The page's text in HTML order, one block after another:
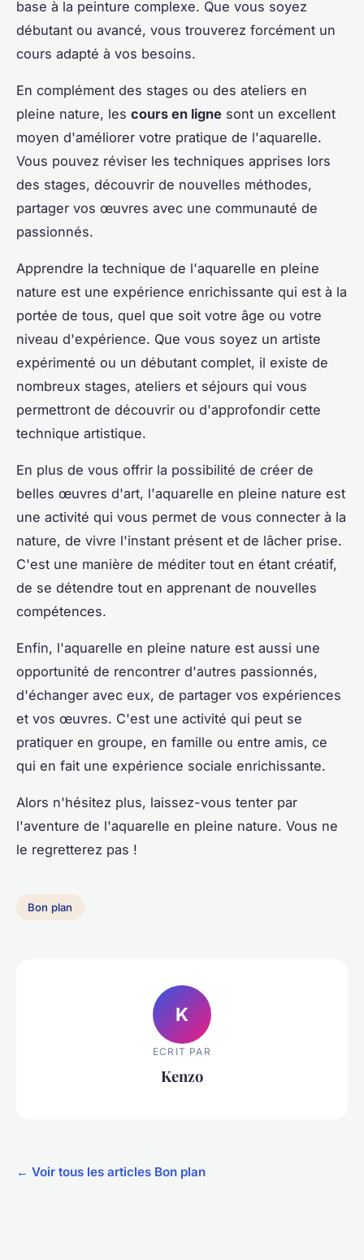
base à la peinture complexe. Que vous soyez
débutant ou avancé, vous trouverez forcément un
cours adapté à vos besoins.
En complément des stages ou des ateliers en
pleine nature, les cours en ligne sont un excellent
moyen d'améliorer votre pratique de l'aquarelle.
Vous pouvez réviser les techniques apprises lors
des stages, découvrir de nouvelles méthodes,
partager vos œuvres avec une communauté de
passionnés.
Apprendre la technique de l'aquarelle en pleine
nature est une expérience enrichissante qui est à la
portée de tous, quel que soit votre âge ou votre
niveau d'expérience. Que vous soyez un artiste
expérimenté ou un débutant complet, il existe de
nombreux stages, ateliers et séjours qui vous
permettront de découvrir ou d'approfondir cette
technique artistique.
En plus de vous offrir la possibilité de créer de
belles œuvres d'art, l'aquarelle en pleine nature est
une activité qui vous permet de vous connecter à la
nature, de vivre l'instant présent et de lâcher prise.
C'est une manière de méditer tout en étant créatif,
de se détendre tout en apprenant de nouvelles
compétences.
Enfin, l'aquarelle en pleine nature est aussi une
opportunité de rencontrer d'autres passionnés,
d'échanger avec eux, de partager vos expériences
et vos œuvres. C'est une activité qui peut se
pratiquer en groupe, en famille ou entre amis, ce
qui en fait une expérience sociale enrichissante.
Alors n'hésitez plus, laissez-vous tenter par
l'aventure de l'aquarelle en pleine nature. Vous ne
le regretterez pas !
Bon plan
K
ECRIT PAR
Kenzo
← Voir tous les articles Bon plan